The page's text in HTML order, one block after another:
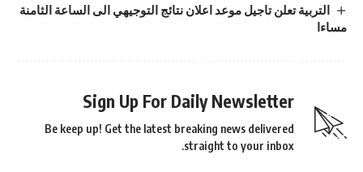
التربية تعلن تاجيل موعد اعلان نتائج التوجيهي الى الساعة الثامنة
مساءا
Sign Up For Daily Newsletter
Be keep up! Get the latest breaking news delivered
straight to your inbox.